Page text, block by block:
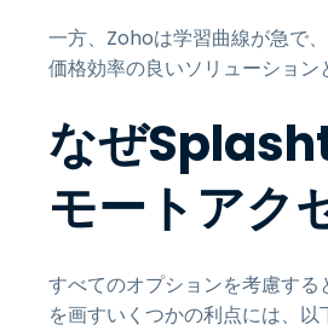
一方、Zohoは学習曲線が急で
価格効率の良いソリューション
なぜ
モートアク
すべてのオプションを考慮す
を画すいくつかの利点には、以